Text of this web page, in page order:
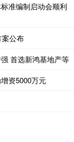
准编制启动会顺利
公布
首选新鸿基地产等
资5000万元